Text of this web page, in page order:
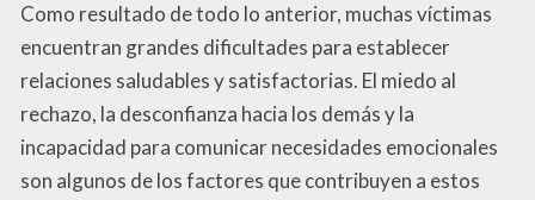
Como resultado de todo lo anterior, muchas víctimas
encuentran grandes dificultades para establecer
relaciones saludables y satisfactorias. El miedo al
rechazo, la desconfianza hacia los demás y la
incapacidad para comunicar necesidades emocionales
son algunos de los factores que contribuyen a estos